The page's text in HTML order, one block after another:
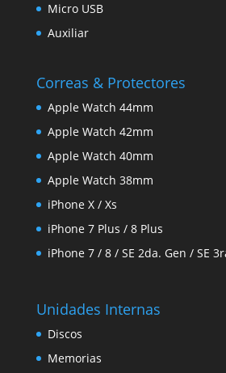
Micro USB
Auxiliar
Correas & Protectores
Apple Watch 44mm
Apple Watch 42mm
Apple Watch 40mm
Apple Watch 38mm
iPhone X / Xs
iPhone 7 Plus / 8 Plus
iPhone 7 / 8 / SE 2da. Gen / SE
Unidades Internas
Discos
Memorias